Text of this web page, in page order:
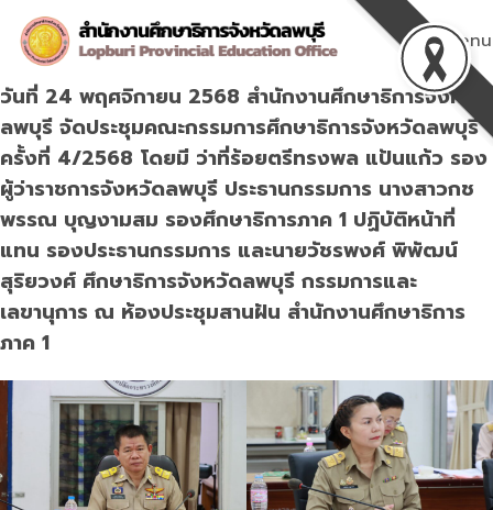
content
Menu
วันที่ 24 พฤศจิกายน 2568 สำนักงานศึกษาธิการจังหวัด
ลพบุรี จัดประชุมคณะกรรมการศึกษาธิการจังหวัดลพบุรี
ครั้งที่ 4/2568 โดยมี ว่าที่ร้อยตรีทรงพล แป้นแก้ว รอง
ผู้ว่าราชการจังหวัดลพบุรี ประธานกรรมการ นางสาวกช
พรรณ บุญงามสม รองศึกษาธิการภาค 1 ปฏิบัติหน้าที่
แทน รองประธานกรรมการ และนายวัชรพงศ์ พิพัฒน์
สุริยวงศ์ ศึกษาธิการจังหวัดลพบุรี กรรมการและ
เลขานุการ ณ ห้องประชุมสานฝัน สำนักงานศึกษาธิการ
ภาค 1